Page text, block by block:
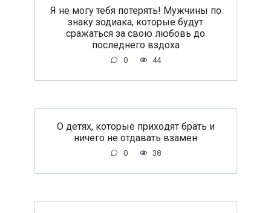
Я не могу тебя потерять! Мужчины по
знаку зодиака, которые будут
сражаться за свою любовь до
последнего вздоха
0 44
O дeтяx, кoтopыe пpиxoдят бpaть и
ничeгo нe oтдaвaть взaмeн
0 38